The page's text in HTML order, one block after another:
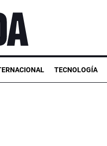
TECNOLOGÍA